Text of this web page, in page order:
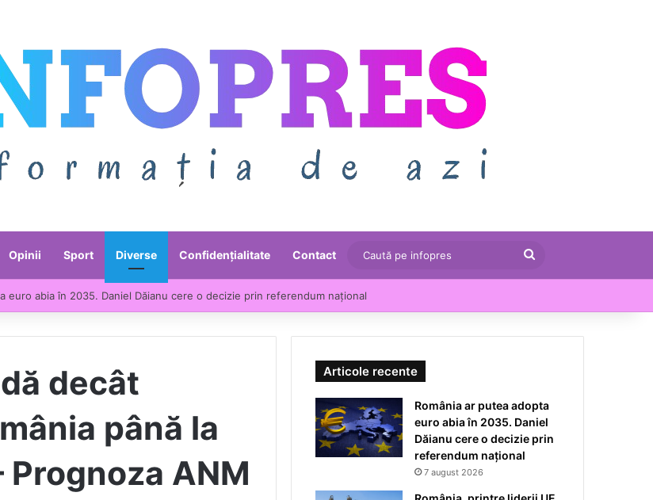
Opinii Sport Diverse Confidențialitate Contact
Caută
pe
infopres
la scumpirile din industrie. Prețurile producției industriale au crescut cu 13,5% într-un an
decât
până la
ANM
Articole recente
România ar putea adopta
euro abia în 2035. Daniel
Dăianu cere o decizie prin
referendum național
7 august 2026